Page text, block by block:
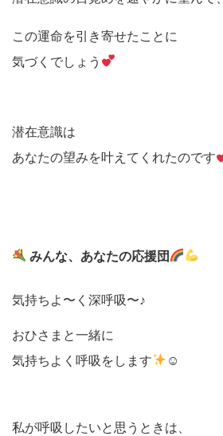
この運命を引き寄せたことに
気づくでしょう
潜在意識は
あなたの望みを叶えてくれたのです
みんな、あなたの応援団
気持ちよ〜く深呼吸〜♪
おひさまと一緒に
気持ちよく呼吸をします
☺
私が呼吸したいと思うときは、